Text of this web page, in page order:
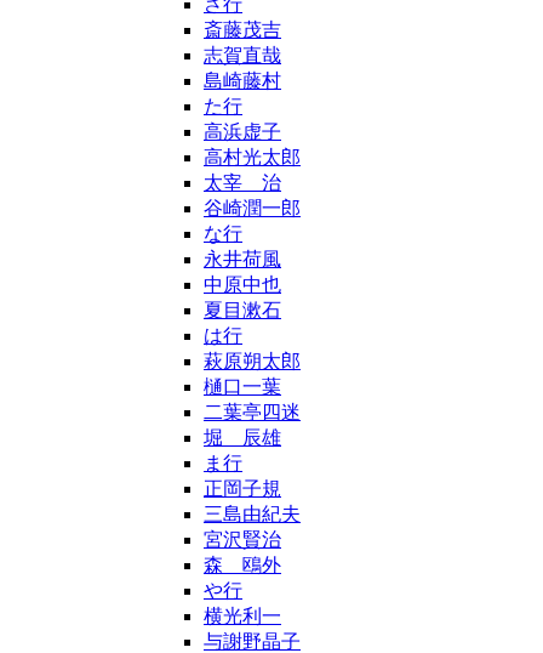
斎藤茂吉
志賀直哉
島崎藤村
た行
高浜虚子
高村光太郎
太宰 治
谷崎潤一郎
な行
永井荷風
中原中也
夏目漱石
は行
萩原朔太郎
樋口一葉
二葉亭四迷
堀 辰雄
ま行
正岡子規
三島由紀夫
宮沢賢治
森 鴎外
や行
横光利一
与謝野晶子